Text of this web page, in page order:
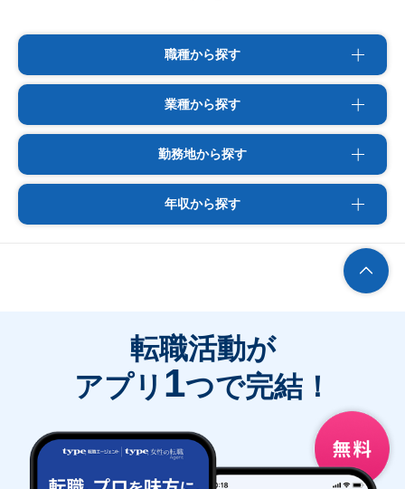
職種から探す
業種から探す
勤務地から探す
年収から探す
転職活動が
アプリ 1つで完結！